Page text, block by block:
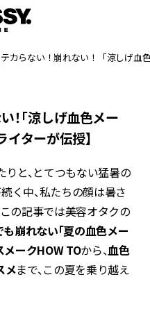
カらない！崩れない！「涼しげ血
！「涼しげ血色メー
イターが伝授】
と、とてつもない猛暑の
く中、私たちの顔は暑さ
の記事では美容オタクの
崩れない「夏の血色メー
メークHOW TOから、血色
メまで、この夏を乗り越え